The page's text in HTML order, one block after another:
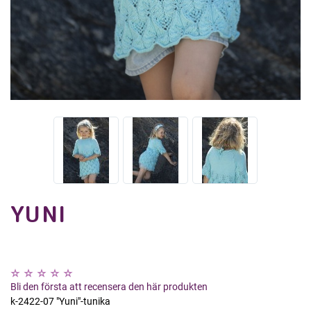
YUNI
Bli den första att recensera den här produkten
k-2422-07 "Yuni"-tunika